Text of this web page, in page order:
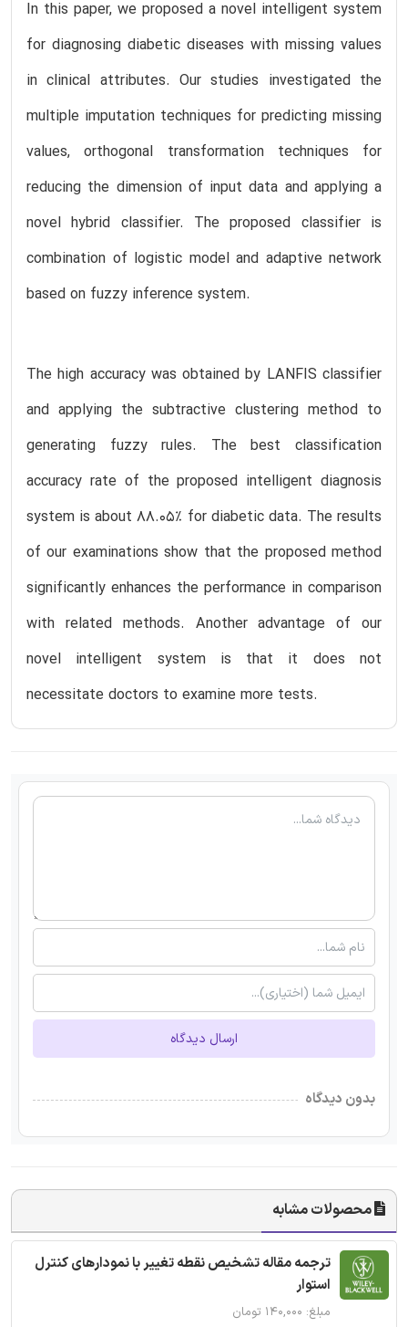
In this paper, we proposed a novel intelligent system
for diagnosing diabetic diseases with missing values
in clinical attributes. Our studies investigated the
multiple imputation techniques for predicting missing
values, orthogonal transformation techniques for
reducing the dimension of input data and applying a
novel hybrid classifier. The proposed classifier is
combination of logistic model and adaptive network
based on fuzzy inference system.
The high accuracy was obtained by LANFIS classifier
and applying the subtractive clustering method to
generating fuzzy rules. The best classification
accuracy rate of the proposed intelligent diagnosis
system is about 88.05% for diabetic data. The results
of our examinations show that the proposed method
significantly enhances the performance in comparison
with related methods. Another advantage of our
novel intelligent system is that it does not
necessitate doctors to examine more tests.
ارسال دیدگاه
بدون دیدگاه
محصولات مشابه
ترجمه مقاله تشخیص نقطه تغییر با نمودارهای کنترل
استوار
مبلغ: ۱۴۰,۰۰۰ تومان